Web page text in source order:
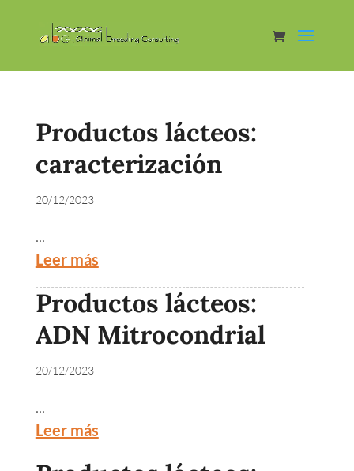
Productos lácteos:
caracterización
20/12/2023
...
Leer más
Productos lácteos:
ADN Mitrocondrial
20/12/2023
...
Leer más